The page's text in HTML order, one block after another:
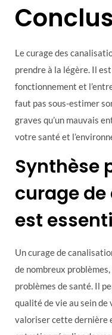
Le curage des
prendre à la légère. Il
fonctionnement et
faut pas sous-estimer
graves qu’un mauvais
votre santé et
Synthèse
curage
est
Un curage de
de nombreux
problèmes de santé. Il
qualité de vie au sein
valoriser cette dernière